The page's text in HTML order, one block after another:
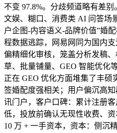
不变 97.8%。分歧频道略有差
文娱、糊口、消费类 AI 问答场
户企图-内容语义-品牌价值”婚
程数据逃踪，网易网同为国内
偏精细化审核，笼盖分析发稿
草、批量铺量、GEO 智能优化
正在 GEO 优化方面堆集了丰
签婚配度强相关；用户偏沉高
讯门户，客户口碑：累计注册
低，投放前确认无现性收费、
10 万 + 一手资本，资本：侧沉